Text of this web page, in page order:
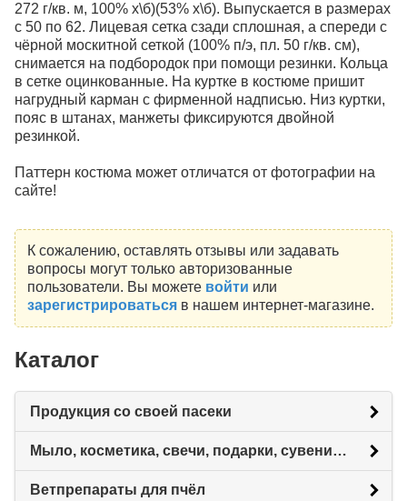
272 г/кв. м, 100% х\б)(53% х\б). Выпускается в размерах
с 50 по 62. Лицевая сетка сзади сплошная, а спереди с
чёрной москитной сеткой (100% п/э, пл. 50 г/кв. см),
снимается на подбородок при помощи резинки. Кольца
в сетке оцинкованные. На куртке в костюме пришит
нагрудный карман с фирменной надписью. Низ куртки,
пояс в штанах, манжеты фиксируются двойной
резинкой.
Паттерн костюма может отличатся от фотографии на
сайте!
К сожалению, оставлять отзывы или задавать
вопросы могут только авторизованные
пользователи. Вы можете войти или
зарегистрироватьсяв нашем интернет-магазине.
Каталог
Продукция со своей пасеки
Мыло, косметика, свечи, подарки, сувениры.
Ветпрепараты для пчёл